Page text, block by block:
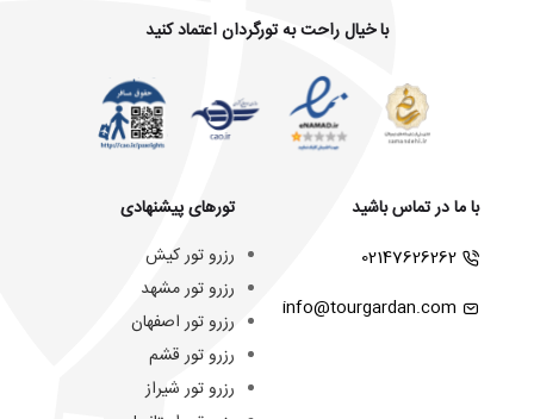
با خیال راحت به تورگردان اعتماد کنید
با ما در تماس باشید
02147626262
info@tourgardan.com
تورهای پیشنهادی
رزرو تور کیش
رزرو تور مشهد
رزرو تور اصفهان
رزرو تور قشم
رزرو تور شیراز